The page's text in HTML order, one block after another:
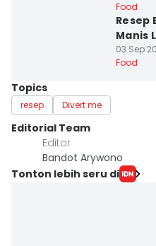
Food
Resep
Manis
03 Sep
Food
Topics
resep Divert me
Editorial Team
Editor
Bandot Arywono
Tonton lebih seru di